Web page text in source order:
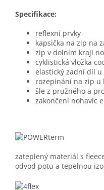
Specifikace:
reflexní prvky
kapsička na zip na
zip v dolním kraji
cyklistická vložka
elastický zadní díl u
rozepínání na zip u
šle z pružného a
zakončení nohavic
zateplený materiál s
odvod potu a tepelnou